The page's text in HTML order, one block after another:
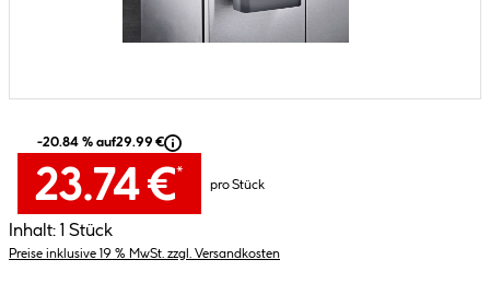
-20.84 % auf29.99 €
23.74 €*
pro Stück
Inhalt: 1 Stück
Preise inklusive 19 % MwSt. zzgl. Versandkosten